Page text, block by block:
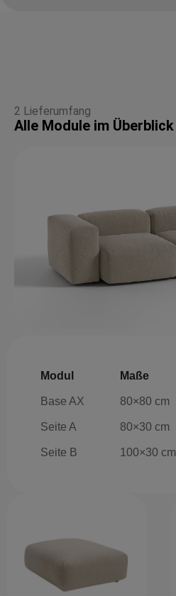
2 Lieferumfang
Alle Module im Überblick
Modul Maße
Base AX 80×80 cm
Seite A 80×30 cm
Seite B 100×30 cm